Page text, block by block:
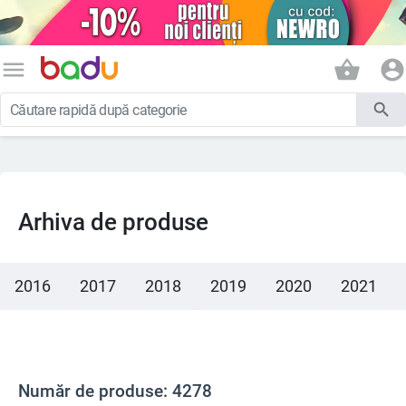
menu shopping_basket account_circle
search
Arhiva de produse
2016 2017 2018 2019 2020 2021
Număr de produse: 4278